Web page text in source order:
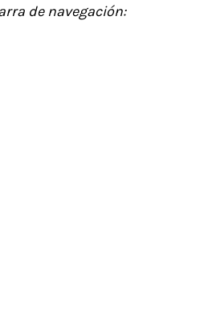
de navegación: